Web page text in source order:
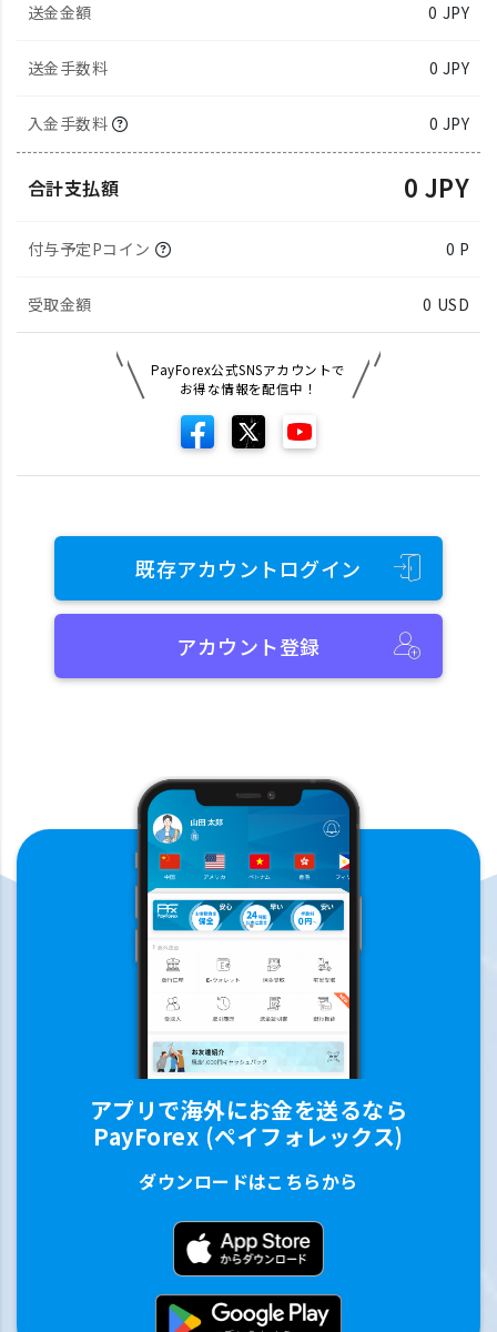
送金金額 0 JPY
送金手数料 0 JPY
入金手数料 0 JPY
合計支払額 0 JPY
付与予定Pコイン 0 P
受取金額 0 USD
PayForex公式SNSアカウントで
お得な情報を配信中！
既存アカウントログイン
アカウント登録
アプリで海外にお金を送るなら
PayForex (ペイフォレックス)
ダウンロードはこちらから